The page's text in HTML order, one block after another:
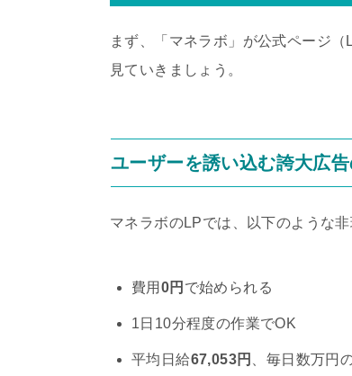
まず、「マネラボ」が公式ページ
見ていきましょう。
ユーザーを誘い込む誇大広告
マネラボのLPでは、以下のような
費用 0円 で始められる
1日10分程度の作業でOK
平均日給67,053円 、毎日数万円